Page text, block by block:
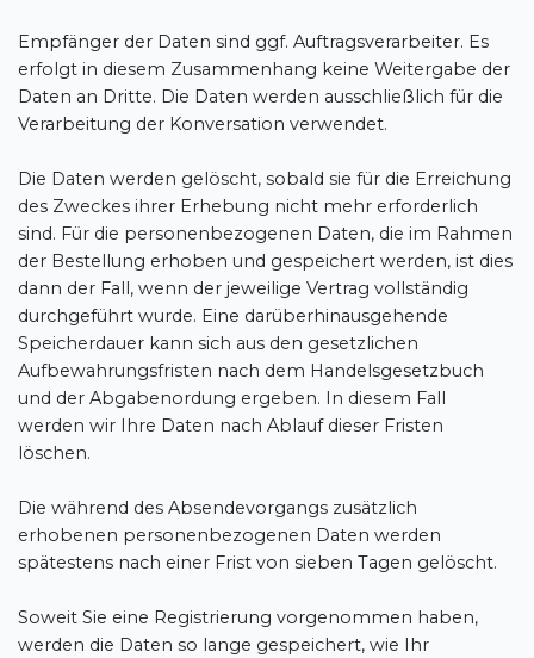
Empfänger der Daten sind ggf. Auftragsverarbeiter. Es
erfolgt in diesem Zusammenhang keine Weitergabe der
Daten an Dritte. Die Daten werden ausschließlich für die
Verarbeitung der Konversation verwendet.
Die Daten werden gelöscht, sobald sie für die Erreichung
des Zweckes ihrer Erhebung nicht mehr erforderlich
sind. Für die personenbezogenen Daten, die im Rahmen
der Bestellung erhoben und gespeichert werden, ist dies
dann der Fall, wenn der jeweilige Vertrag vollständig
durchgeführt wurde. Eine darüberhinausgehende
Speicherdauer kann sich aus den gesetzlichen
Aufbewahrungsfristen nach dem Handelsgesetzbuch
und der Abgabenordung ergeben. In diesem Fall
werden wir Ihre Daten nach Ablauf dieser Fristen
löschen.
Die während des Absendevorgangs zusätzlich
erhobenen personenbezogenen Daten werden
spätestens nach einer Frist von sieben Tagen gelöscht.
Soweit Sie eine Registrierung vorgenommen haben,
werden die Daten so lange gespeichert, wie Ihr